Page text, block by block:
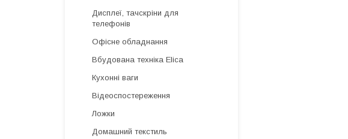
Дисплеї, тачскріни для
телефонів
Офісне обладнання
Вбудована техніка Elica
Кухонні ваги
Відеоспостереження
Ложки
Домашний текстиль